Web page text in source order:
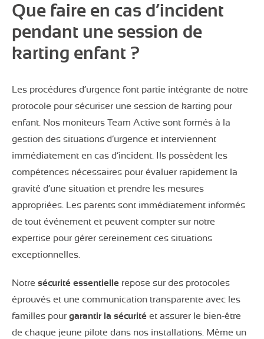
Que faire en cas d’incident
pendant une session de
karting enfant ?
Les procédures d’urgence font partie intégrante de notre
protocole pour sécuriser une session de karting pour
enfant. Nos moniteurs Team Active sont formés à la
gestion des situations d’urgence et interviennent
immédiatement en cas d’incident. Ils possèdent les
compétences nécessaires pour évaluer rapidement la
gravité d’une situation et prendre les mesures
appropriées. Les parents sont immédiatement informés
de tout événement et peuvent compter sur notre
expertise pour gérer sereinement ces situations
exceptionnelles.
Notre sécurité essentielle repose sur des protocoles
éprouvés et une communication transparente avec les
familles pour garantir la sécurité et assurer le bien-être
de chaque jeune pilote dans nos installations. Même un